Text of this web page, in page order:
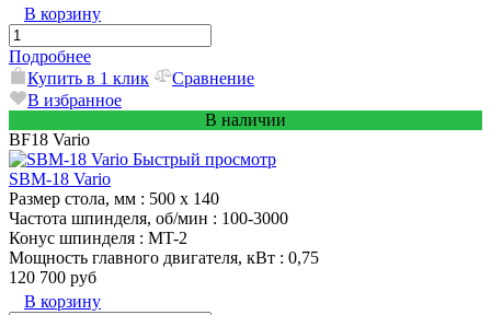
В корзину
Подробнее
Купить в 1 клик
Сравнение
В избранное
В наличии
BF18 Vario
Быстрый просмотр
SBM-18 Vario
Размер стола, мм : 500 x 140
Частота шпинделя, об/мин : 100-3000
Конус шпинделя : MT-2
Мощность главного двигателя, кВт : 0,75
120 700 руб
В корзину